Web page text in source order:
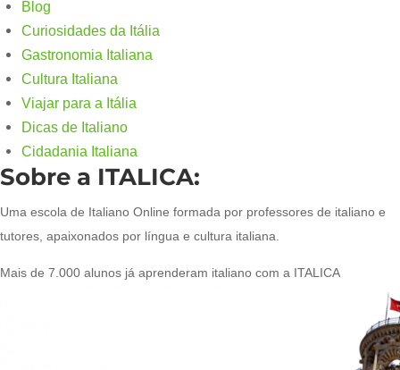
Blog
Curiosidades da Itália
Gastronomia Italiana
Cultura Italiana
Viajar para a Itália
Dicas de Italiano
Cidadania Italiana
Sobre a ITALICA:
Uma escola de Italiano Online formada por professores de italiano e
tutores, apaixonados por língua e cultura italiana.
Mais de 7.000 alunos já aprenderam italiano com a ITALICA